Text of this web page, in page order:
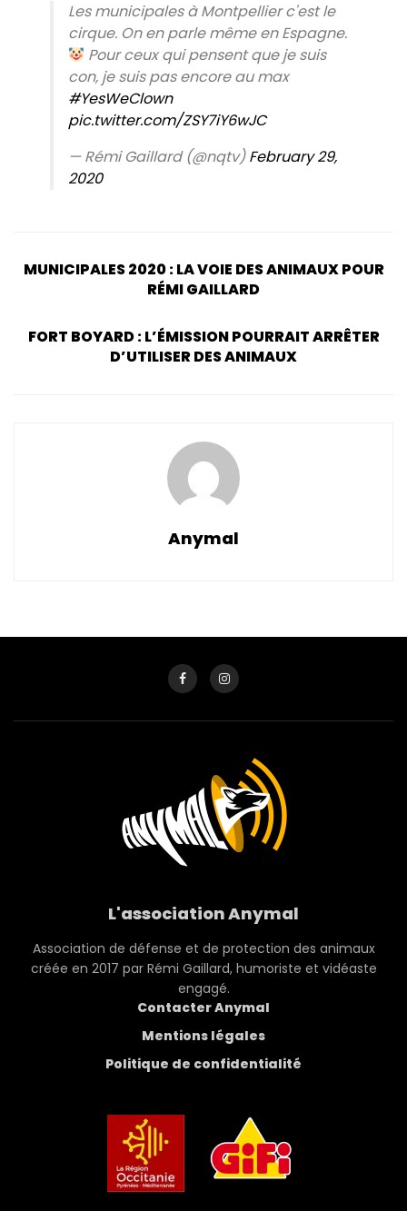
Les municipales à Montpellier c'est le
cirque. On en parle même en Espagne.
Pour ceux qui pensent que je suis
con, je suis pas encore au max
#YesWeClown
pic.twitter.com/ZSY7iY6wJC
— Rémi Gaillard (@nqtv)February 29,
2020
MUNICIPALES 2020 : LA VOIE DES ANIMAUX POUR
RÉMI GAILLARD
FORT BOYARD : L’ÉMISSION POURRAIT ARRÊTER
D’UTILISER DES ANIMAUX
Anymal
L'association Anymal
Association de défense et de protection des animaux
créée en 2017 par Rémi Gaillard, humoriste et vidéaste
engagé.
Contacter Anymal
Mentions légales
Politique de confidentialité